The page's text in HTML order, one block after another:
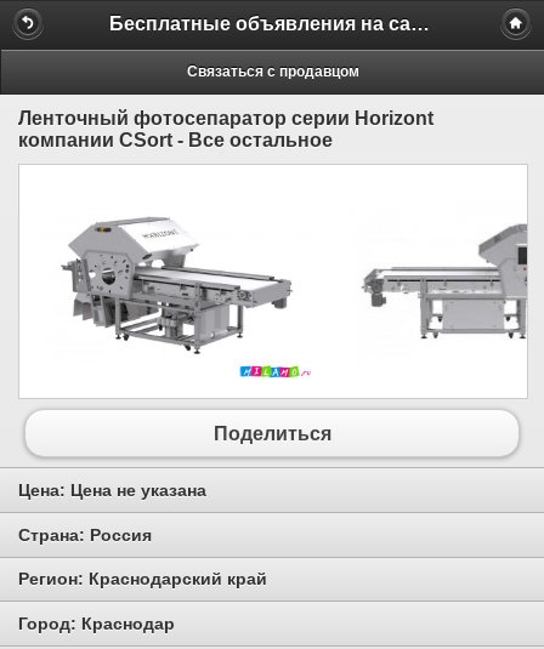
Бесплатные объявления на сайте MILAMO.ru
Связаться с продавцом
Ленточный фотосепаратор серии Horizont
компании CSort - Все остальное
Поделиться
Цена: Цена не указана
Страна: Россия
Регион: Краснодарский край
Город: Краснодар